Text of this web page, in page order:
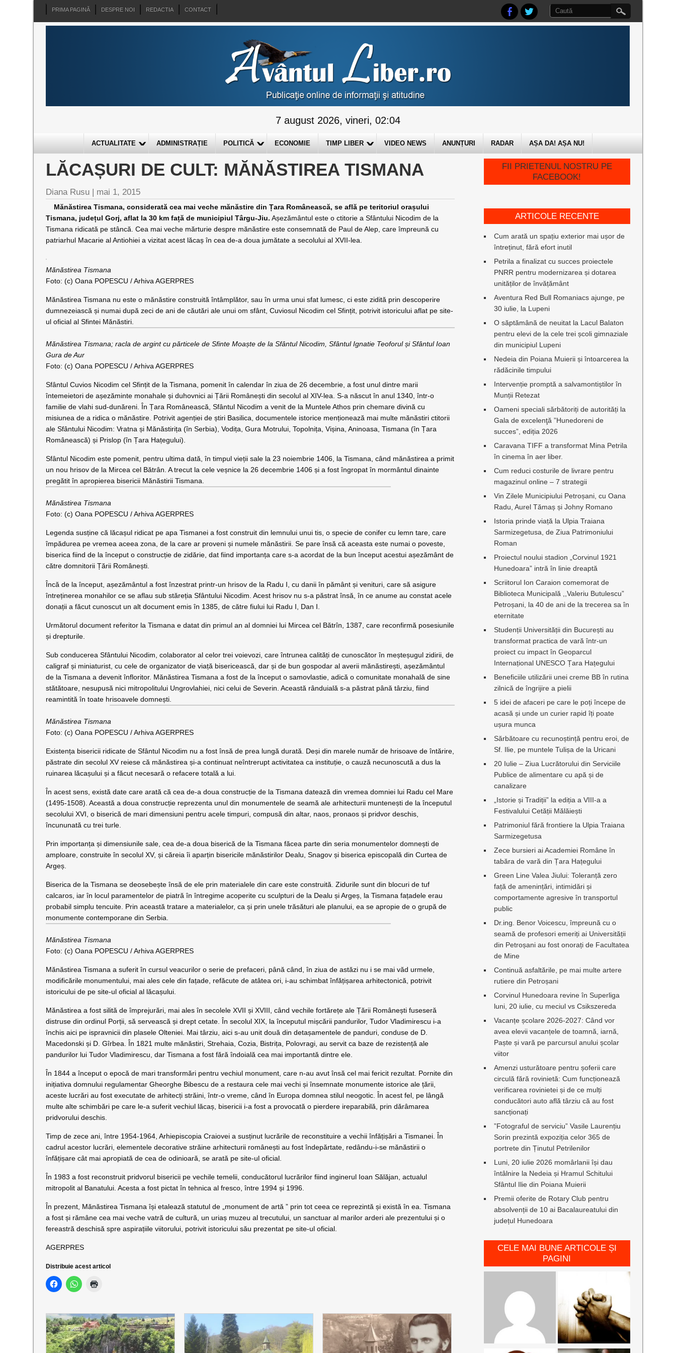
PRIMA PAGINĂ DESPRE NOI REDACTIA CONTACT
7 august 2026, vineri, 02:04
ACTUALITATE ADMINISTRAȚIE POLITICĂ ECONOMIE TIMP LIBER VIDEO NEWS ANUNȚURI RADAR AȘA DA! AȘA NU!
LĂCAȘURI DE CULT: MĂNĂSTIREA TISMANA
Diana Rusu | mai 1, 2015
Mănăstirea Tismana, considerată cea mai veche mănăstire din Țara Românească, se află pe teritoriul orașului
Tismana, județul Gorj, aflat la 30 km față de municipiul Târgu-Jiu. Așezământul este o ctitorie a Sfântului Nicodim de la
Tismana ridicată pe stâncă. Cea mai veche mărturie despre mănăstire este consemnată de Paul de Alep, care împreună cu
patriarhul Macarie al Antiohiei a vizitat acest lăcaș în cea de-a doua jumătate a secolului al XVII-lea.
Mănăstirea Tismana
Foto: (c) Oana POPESCU / Arhiva AGERPRES
Mănăstirea Tismana nu este o mănăstire construită întâmplător, sau în urma unui sfat lumesc, ci este zidită prin descoperire
dumnezeiască și numai după zeci de ani de căutări ale unui om sfânt, Cuviosul Nicodim cel Sfințit, potrivit istoricului aflat pe site-
ul oficial al Sfintei Mănăstiri.
Mănăstirea Tismana; racla de argint cu părticele de Sfinte Moaște de la Sfântul Nicodim, Sfântul Ignatie Teoforul și Sfântul Ioan
Gura de Aur
Foto: (c) Oana POPESCU / Arhiva AGERPRES
Sfântul Cuvios Nicodim cel Sfințit de la Tismana, pomenit în calendar în ziua de 26 decembrie, a fost unul dintre marii
întemeietori de așezăminte monahale și duhovnici ai Țării Românești din secolul al XIV-lea. S-a născut în anul 1340, într-o
familie de vlahi sud-dunăreni. În Țara Românească, Sfântul Nicodim a venit de la Muntele Athos prin chemare divină cu
misiunea de a ridica o mănăstire. Potrivit agenției de știri Basilica, documentele istorice menționează mai multe mănăstiri ctitorii
ale Sfântului Nicodim: Vratna și Mănăstirița (în Serbia), Vodița, Gura Motrului, Topolnița, Vișina, Aninoasa, Tismana (în Țara
Românească) și Prislop (în Țara Hațegului).
Sfântul Nicodim este pomenit, pentru ultima dată, în timpul vieții sale la 23 noiembrie 1406, la Tismana, când mănăstirea a primit
un nou hrisov de la Mircea cel Bătrân. A trecut la cele veșnice la 26 decembrie 1406 și a fost îngropat în mormântul dinainte
pregătit în apropierea bisericii Mănăstirii Tismana.
Mănăstirea Tismana
Foto: (c) Oana POPESCU / Arhiva AGERPRES
Legenda susține că lăcașul ridicat pe apa Tismanei a fost construit din lemnului unui tis, o specie de conifer cu lemn tare, care
împădurea pe vremea aceea zona, de la care ar proveni și numele mănăstirii. Se pare însă că aceasta este numai o poveste,
biserica fiind de la început o construcție de zidărie, dat fiind importanța care s-a acordat de la bun început acestui așezământ de
către domnitorii Țării Românești.
Încă de la început, așezământul a fost înzestrat printr-un hrisov de la Radu I, cu danii în pământ și venituri, care să asigure
întreținerea monahilor ce se aflau sub stăreția Sfântului Nicodim. Acest hrisov nu s-a păstrat însă, în ce anume au constat acele
donații a făcut cunoscut un alt document emis în 1385, de către fiului lui Radu I, Dan I.
Următorul document referitor la Tismana e datat din primul an al domniei lui Mircea cel Bătrîn, 1387, care reconfirmă posesiunile
și drepturile.
Sub conducerea Sfântului Nicodim, colaborator al celor trei voievozi, care întrunea calități de cunoscător în meșteșugul zidirii, de
caligraf și miniaturist, cu cele de organizator de viață bisericească, dar și de bun gospodar al averii mănăstirești, așezământul
de la Tismana a devenit înfloritor. Mănăstirea Tismana a fost de la început o samovlastie, adică o comunitate monahală de sine
stătătoare, nesupusă nici mitropolitului Ungrovlahiei, nici celui de Severin. Această rânduială s-a păstrat până târziu, fiind
reamintită în toate hrisoavele domnești.
Mănăstirea Tismana
Foto: (c) Oana POPESCU / Arhiva AGERPRES
Existența bisericii ridicate de Sfântul Nicodim nu a fost însă de prea lungă durată. Deși din marele număr de hrisoave de întărire,
păstrate din secolul XV reiese că mănăstirea și-a continuat neîntrerupt activitatea ca instituție, o cauză necunoscută a dus la
ruinarea lăcașului și a făcut necesară o refacere totală a lui.
În acest sens, există date care arată că cea de-a doua construcție de la Tismana datează din vremea domniei lui Radu cel Mare
(1495-1508). Această a doua construcție reprezenta unul din monumentele de seamă ale arhitecturii muntenești de la începutul
secolului XVI, o biserică de mari dimensiuni pentru acele timpuri, compusă din altar, naos, pronaos și pridvor deschis,
încununată cu trei turle.
Prin importanța și dimensiunile sale, cea de-a doua biserică de la Tismana făcea parte din seria monumentelor domnești de
amploare, construite în secolul XV, și căreia îi aparțin bisericile mănăstirilor Dealu, Snagov și biserica episcopală din Curtea de
Argeș.
Biserica de la Tismana se deosebește însă de ele prin materialele din care este construită. Zidurile sunt din blocuri de tuf
calcaros, iar în locul paramentelor de piatră în întregime acoperite cu sculpturi de la Dealu și Argeș, la Tismana fațadele erau
probabil simplu tencuite. Prin această tratare a materialelor, ca și prin unele trăsături ale planului, ea se apropie de o grupă de
monumente contemporane din Serbia.
Mănăstirea Tismana
Foto: (c) Oana POPESCU / Arhiva AGERPRES
Mănăstirea Tismana a suferit în cursul veacurilor o serie de prefaceri, până când, în ziua de astăzi nu i se mai văd urmele,
modificările monumentului, mai ales cele din fațade, refăcute de atâtea ori, i-au schimbat înfățișarea arhitectonică, potrivit
istoricului de pe site-ul oficial al lăcașului.
Mănăstirea a fost silită de împrejurări, mai ales în secolele XVII și XVIII, când vechile fortărețe ale Țării Românești fuseseră
distruse din ordinul Porții, să servească și drept cetate. În secolul XIX, la începutul mișcării pandurilor, Tudor Vladimirescu i-a
închis aici pe ispravnicii din plasele Olteniei. Mai târziu, aici s-au unit două din detașamentele de panduri, conduse de D.
Macedonski și D. Gîrbea. În 1821 multe mănăstiri, Strehaia, Cozia, Bistrița, Polovragi, au servit ca baze de rezistență ale
pandurilor lui Tudor Vladimirescu, dar Tismana a fost fără îndoială cea mai importantă dintre ele.
În 1844 a început o epocă de mari transformări pentru vechiul monument, care n-au avut însă cel mai fericit rezultat. Pornite din
inițiativa domnului regulamentar Gheorghe Bibescu de a restaura cele mai vechi și însemnate monumente istorice ale țării,
aceste lucrări au fost executate de arhitecți străini, într-o vreme, când în Europa domnea stilul neogotic. În acest fel, pe lângă
multe alte schimbări pe care le-a suferit vechiul lăcaș, bisericii i-a fost a provocată o pierdere ireparabilă, prin dărâmarea
pridvorului deschis.
Timp de zece ani, între 1954-1964, Arhiepiscopia Craiovei a susținut lucrările de reconstituire a vechii înfățișări a Tismanei. În
cadrul acestor lucrări, elementele decorative străine arhitecturii românești au fost îndepărtate, redându-i-se mănăstirii o
înfățișare cât mai apropiată de cea de odinioară, se arată pe site-ul oficial.
În 1983 a fost reconstruit pridvorul bisericii pe vechile temelii, conducătorul lucrărilor fiind inginerul Ioan Sălăjan, actualul
mitropolit al Banatului. Acesta a fost pictat în tehnica al fresco, între 1994 și 1996.
În prezent, Mănăstirea Tismana își etalează statutul de „monument de artă ” prin tot ceea ce reprezintă și există în ea. Tismana
a fost și rămâne cea mai veche vatră de cultură, un uriaș muzeu al trecutului, un sanctuar al marilor arderi ale prezentului și o
fereastră deschisă spre aspirațiile viitorului, potrivit istoricului său prezentat pe site-ul oficial.
AGERPRES
Distribuie acest articol
FII PRIETENUL NOSTRU PE
FACEBOOK!
ARTICOLE RECENTE
Cum arată un spațiu exterior mai ușor de
întreținut, fără efort inutil
Petrila a finalizat cu succes proiectele
PNRR pentru modernizarea și dotarea
unităților de învățământ
Aventura Red Bull Romaniacs ajunge, pe
30 iulie, la Lupeni
O săptămână de neuitat la Lacul Balaton
pentru elevi de la cele trei școli gimnaziale
din municipiul Lupeni
Nedeia din Poiana Muierii și întoarcerea la
rădăcinile timpului
Intervenție promptă a salvamontiștilor în
Munții Retezat
Oameni speciali sărbătoriți de autorități la
Gala de excelenţă ”Hunedoreni de
succes”, ediția 2026
Caravana TIFF a transformat Mina Petrila
în cinema în aer liber.
Cum reduci costurile de livrare pentru
magazinul online – 7 strategii
Vin Zilele Municipiului Petroșani, cu Oana
Radu, Aurel Tămaș și Johny Romano
Istoria prinde viață la Ulpia Traiana
Sarmizegetusa, de Ziua Patrimoniului
Roman
Proiectul noului stadion „Corvinul 1921
Hunedoara” intră în linie dreaptă
Scriitorul Ion Caraion comemorat de
Biblioteca Municipală ,,Valeriu Butulescu”
Petroșani, la 40 de ani de la trecerea sa în
eternitate
Studenții Universității din București au
transformat practica de vară într-un
proiect cu impact în Geoparcul
Internațional UNESCO Țara Hațegului
Beneficiile utilizării unei creme BB în rutina
zilnică de îngrijire a pielii
5 idei de afaceri pe care le poți începe de
acasă și unde un curier rapid îți poate
ușura munca
Sărbătoare cu recunoștință pentru eroi, de
Sf. Ilie, pe muntele Tulișa de la Uricani
20 Iulie – Ziua Lucrătorului din Serviciile
Publice de alimentare cu apă și de
canalizare
„Istorie și Tradiții” la ediția a VIII-a a
Festivalului Cetății Mălăiești
Patrimoniul fără frontiere la Ulpia Traiana
Sarmizegetusa
Zece bursieri ai Academiei Române în
tabăra de vară din Țara Hațegului
Green Line Valea Jiului: Toleranță zero
față de amenințări, intimidări și
comportamente agresive în transportul
public
Dr.ing. Benor Voicescu, împreună cu o
seamă de profesori emeriți ai Universității
din Petroșani au fost onorați de Facultatea
de Mine
Continuă asfaltările, pe mai multe artere
rutiere din Petroșani
Corvinul Hunedoara revine în Superliga
luni, 20 iulie, cu meciul vs Csikszereda
Vacanțe școlare 2026-2027: Când vor
avea elevii vacanțele de toamnă, iarnă,
Paște și vară pe parcursul anului școlar
viitor
Amenzi usturătoare pentru șoferii care
circulă fără rovinietă: Cum funcționează
verificarea rovinietei și de ce mulți
conducători auto află târziu că au fost
sancționați
”Fotograful de serviciu” Vasile Laurențiu
Sorin prezintă expoziția celor 365 de
portrete din Ținutul Petrilenilor
Luni, 20 iulie 2026 momârlanii își dau
întâlnire la Nedeia și Hramul Schitului
Sfântul Ilie din Poiana Muierii
Premii oferite de Rotary Club pentru
absolvenții de 10 ai Bacalaureatului din
județul Hunedoara
CELE MAI BUNE ARTICOLE ȘI
PAGINI